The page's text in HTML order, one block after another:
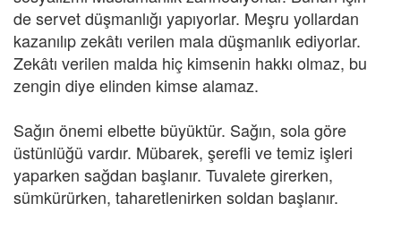
de servet düşmanlığı yapıyorlar. Meşru yollardan
kazanılıp zekâtı verilen mala düşmanlık ediyorlar.
Zekâtı verilen malda hiç kimsenin hakkı olmaz, bu
zengin diye elinden kimse alamaz.
Sağın önemi elbette büyüktür. Sağın, sola göre
üstünlüğü vardır. Mübarek, şerefli ve temiz işleri
yaparken sağdan başlanır. Tuvalete girerken,
sümkürürken, taharetlenirken soldan başlanır.